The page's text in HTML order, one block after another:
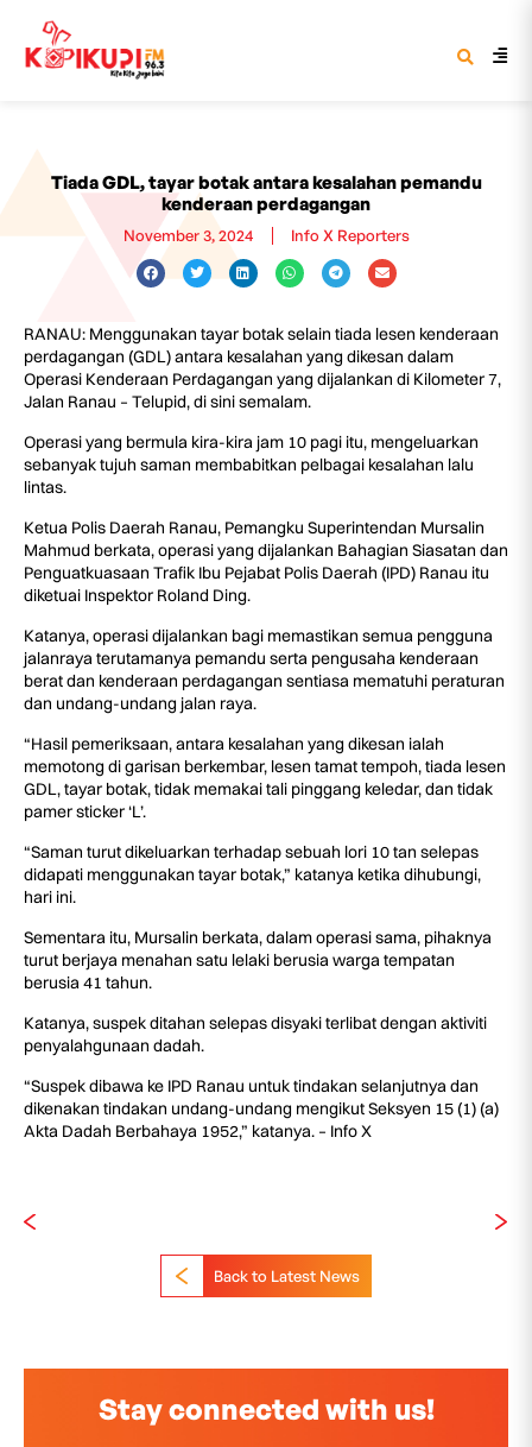
Tiada GDL, tayar botak antara kesalahan pemandu
kenderaan perdagangan
November 3, 2024 Info X Reporters
RANAU: Menggunakan tayar botak selain tiada lesen kenderaan
perdagangan (GDL) antara kesalahan yang dikesan dalam
Operasi Kenderaan Perdagangan yang dijalankan di Kilometer 7,
Jalan Ranau – Telupid, di sini semalam.
Operasi yang bermula kira-kira jam 10 pagi itu, mengeluarkan
sebanyak tujuh saman membabitkan pelbagai kesalahan lalu
lintas.
Ketua Polis Daerah Ranau, Pemangku Superintendan Mursalin
Mahmud berkata, operasi yang dijalankan Bahagian Siasatan dan
Penguatkuasaan Trafik Ibu Pejabat Polis Daerah (IPD) Ranau itu
diketuai Inspektor Roland Ding.
Katanya, operasi dijalankan bagi memastikan semua pengguna
jalanraya terutamanya pemandu serta pengusaha kenderaan
berat dan kenderaan perdagangan sentiasa mematuhi peraturan
dan undang-undang jalan raya.
“Hasil pemeriksaan, antara kesalahan yang dikesan ialah
memotong di garisan berkembar, lesen tamat tempoh, tiada lesen
GDL, tayar botak, tidak memakai tali pinggang keledar, dan tidak
pamer sticker ‘L’.
“Saman turut dikeluarkan terhadap sebuah lori 10 tan selepas
didapati menggunakan tayar botak,” katanya ketika dihubungi,
hari ini.
Sementara itu, Mursalin berkata, dalam operasi sama, pihaknya
turut berjaya menahan satu lelaki berusia warga tempatan
berusia 41 tahun.
Katanya, suspek ditahan selepas disyaki terlibat dengan aktiviti
penyalahgunaan dadah.
“Suspek dibawa ke IPD Ranau untuk tindakan selanjutnya dan
dikenakan tindakan undang-undang mengikut Seksyen 15 (1) (a)
Akta Dadah Berbahaya 1952,” katanya. – Info X
Back to Latest News
Stay connected with us!